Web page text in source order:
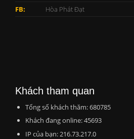
FB:
Hòa Phát Đạt
Khách tham quan
Tổng số khách thăm: 680785
Khách đang online: 45693
IP của bạn: 216.73.217.0